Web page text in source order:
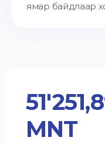
ямар байдлаар
MNT